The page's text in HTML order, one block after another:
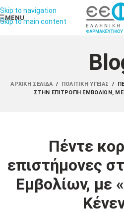
Skip to navigation
Skip to main content
MENU
ΑΡΧΙΚΉ ΣΕΛΊΔΑ / ΠΟΛΙΤΙΚΉ ΥΓΕΊΑΣ /
ΣΤΗΝ ΕΠΙΤΡΟΠΉ ΕΜΒΟΛΊΩΝ,
Πέντε
επιστήμονες
Εμβολίων, με